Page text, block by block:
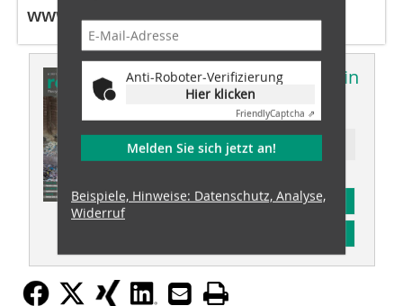
www.lindner.com
Dieser Artikel erschien in
recovery 04/2021
Ressort: plastics recovery
Abonnement
Anti-Roboter-Verifizierung
Hier klicken
FriendlyCaptcha ⇗
Melden Sie sich jetzt an!
Beispiele, Hinweise: Datenschutz, Analyse,
Widerruf